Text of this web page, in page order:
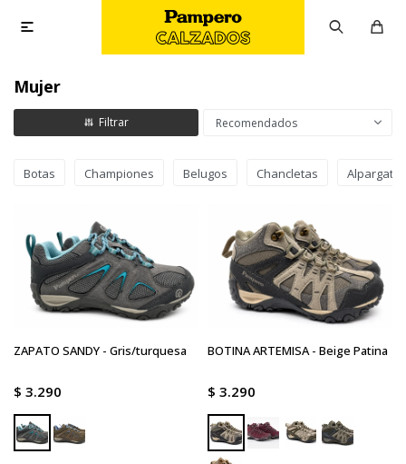

Mujer
Recomendados
Botas Championes Belugos Chancletas Alpargatas
ZAPATO SANDY - Gris/turquesa
$ 3.290
BOTINA ARTEMISA - Beige Patina
$ 3.290